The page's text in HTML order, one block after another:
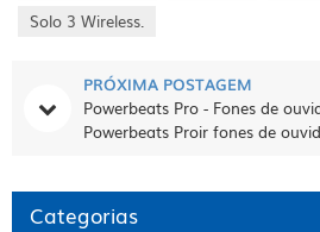
Solo 3 Wireless.
PRÓXIMA POSTAGEM
Powerbeats Pro - Fones de
Powerbeats Proir fones de
Categorias